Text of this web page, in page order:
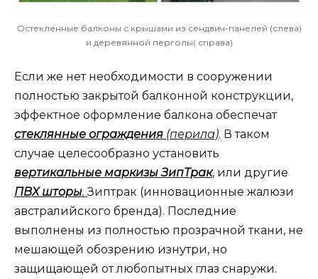
Остекленные балконы с крышами из сендвич-панелей (слева)
и деревянной перголы( справа)
Если же нет необходимости в сооружении
полностью закрытой балконной конструкции,
эффектное оформление балкона обеспечат
стеклянные ограждения (перила). В таком
случае целесообразно установить
вертикальные маркизы ЗипТрак, или другие
ПВХ шторы.Зиптрак (инновационные жалюзи
австралийского бренда). Последние
выполнены из полностью прозрачной ткани, не
мешающей обозрению изнутри, но
защищающей от любопытных глаз снаружи.